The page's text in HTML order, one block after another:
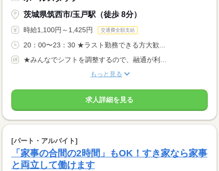
茨城県筑西市/玉戸駅（徒歩 8分）
時給1,100円～1,425円 交通費全額支給
20：00〜23：30 ★ラスト勤務できる方大歓...
★みんなでシフトを調整するので、融通が利...
もっと見る
求人詳細を見る
[パート・アルバイト]
「家事の合間の2時間」もOK！すき家なら家事
と両立して働けます